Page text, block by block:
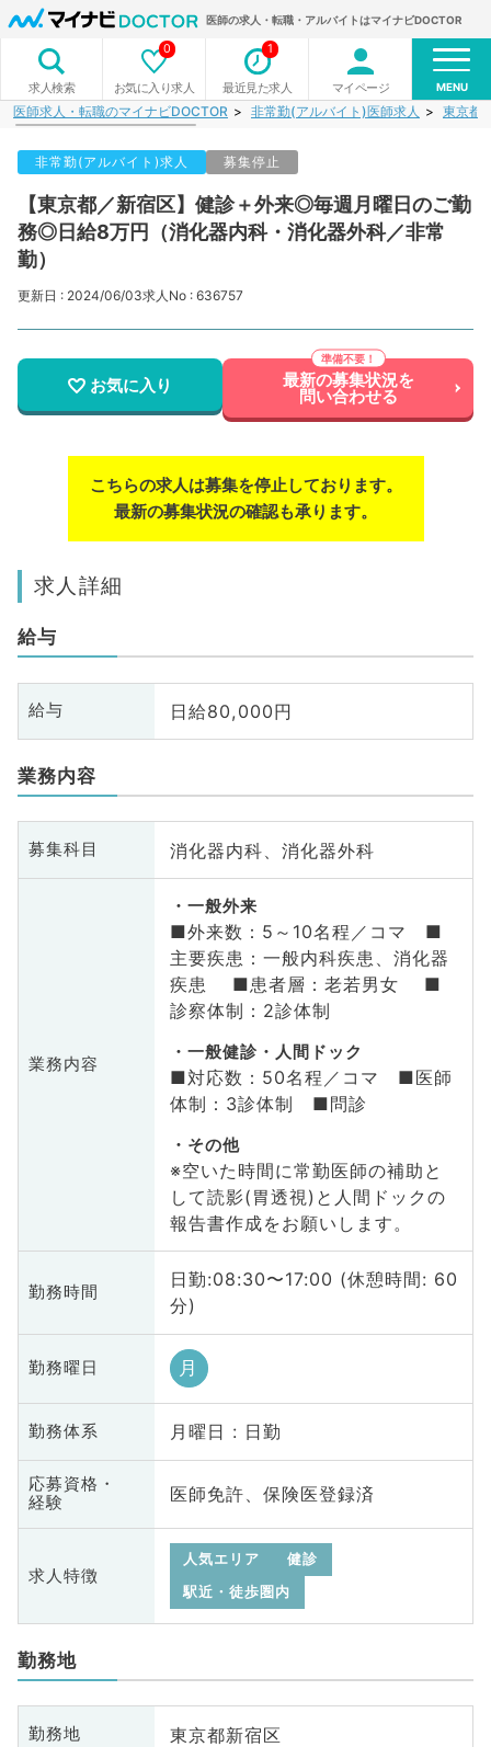
医師の求人・転職・アルバイトはマイナビDOCTOR
求人検索 お気に入り求人
0
最近見た求人
1
マイページ MENU
医師求人・転職のマイナビDOCTOR 非常勤(アルバイト)医師求人 東京都
非常勤(アルバイト)求人 募集停止
【東京都／新宿区】健診＋外来◎毎週月曜日のご勤
務◎日給8万円（消化器内科・消化器外科／非常
勤）
更新日 : 2024/06/03求人No : 636757
お気に入り 最新の募集状況を
問い合わせる
こちらの求人は募集を停止しております。
最新の募集状況の確認も承ります。
求人詳細
給与
給与 日給80,000円
業務内容
募集科目 消化器内科、消化器外科
業務内容
一般外来
■外来数：5～10名程／コマ ■
主要疾患：一般内科疾患、消化器
疾患 ■患者層：老若男女 ■
診察体制：2診体制
一般健診・人間ドック
■対応数：50名程／コマ ■医師
体制：3診体制 ■問診
その他
※空いた時間に常勤医師の補助と
して読影(胃透視)と人間ドックの
報告書作成をお願いします。
勤務時間
日勤:08:30〜17:00 (休憩時間: 60
分)
勤務曜日 月
勤務体系 月曜日 : 日勤
応募資格・
経験
医師免許、保険医登録済
求人特徴
人気エリア
健診
駅近・徒歩圏内
勤務地
勤務地 東京都新宿区